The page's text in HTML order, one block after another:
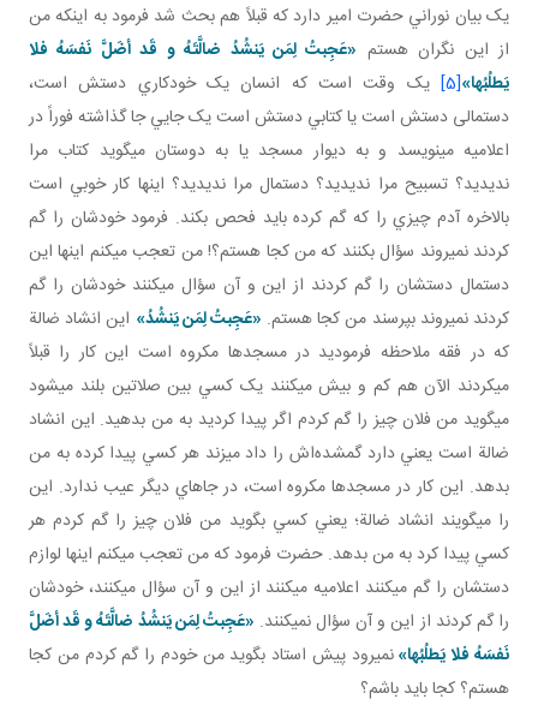
يک بيان نوراني حضرت امير دارد که قبلاً هم بحث شد فرمود به اينکه من
از اين نگران هستم «عَجِبتُ لِمَن يَنشُدُ ضالَّتَهُ و قَد أضَلَّ نَفسَهُ فلا
يَطلُبُها»[5]
يک وقت است که انسان يک خودکاري دستش است،
دستمالی دستش است يا کتابي دستش است يک جايي جا گذاشته فوراً در
اعلاميه مي نويسد و به ديوار مسجد يا به دوستان مي گويد کتاب مرا
نديديد؟ تسبيح مرا نديديد؟ دستمال مرا نديديد؟ اينها کار خوبي است
بالاخره آدم چيزي را که گم کرده بايد فحص بکند. فرمود خودشان را گم
کردند نمي روند سؤال بکنند که من کجا هستم؟! من تعجب مي کنم اينها اين
دستمال دستشان را گم کردند از اين و آن سؤال مي کنند خودشان را گم
کردند نمي روند بپرسند من کجا هستم. «عَجِبتُ لِمَن يَنشُدُ» اين انشاد ضالة
که در فقه ملاحظه فرموديد در مسجدها مکروه است اين کار را قبلاً
مي کردند الآن هم کم و بيش مي کنند يک کسي بين صلاتين بلند مي شود
مي گويد من فلان چيز را گم کردم اگر پيدا کرديد به من بدهيد. اين انشاد
ضالة است يعني دارد گمشده‌اش را داد مي زند هر کسي پيدا کرده به من
بدهد. اين کار در مسجدها مکروه است، در جاهاي ديگر عيب ندارد. اين
را مي گويند انشاد ضالة؛ يعني کسي بگويد من فلان چيز را گم کردم هر
کسي پيدا کرد به من بدهد. حضرت فرمود که من تعجب مي کنم اينها لوازم
دستشان را گم مي کنند اعلاميه مي کنند از اين و آن سؤال مي کنند، خودشان
را گم کردند از اين و آن سؤال نمي کنند. «عَجِبتُ لِمَن يَنشُدُ ضالَّتَهُ و قَد أضَلَّ
نَفسَهُ فلا يَطلُبُها»نمي رود پيش استاد بگويد من خودم را گم کردم من کجا
هستم؟ کجا بايد باشم؟